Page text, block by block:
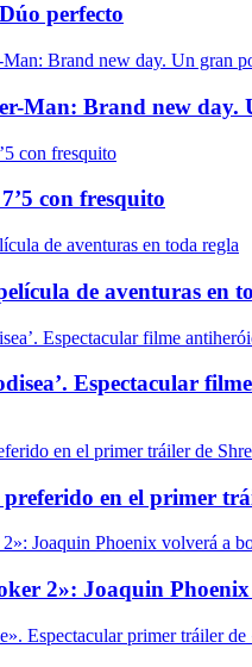
perfecto
Man: Brand new day.
con fresquito
de aventuras en
Espectacular
en el primer
2»: Joaquin